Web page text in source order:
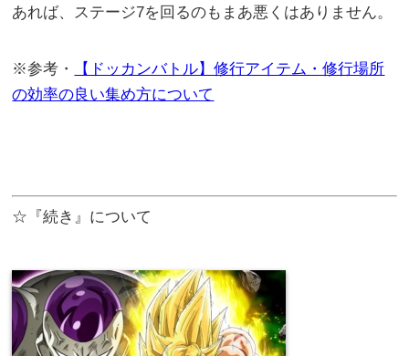
あれば、ステージ7を回るのもまあ悪くはありません。
※参考・
【ドッカンバトル】修行アイテム・修行場所
の効率の良い集め方について
☆『続き』について